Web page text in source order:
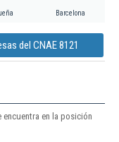
Barcelona
del CNAE 8121
en la posición